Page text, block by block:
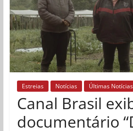
Estreias Notícias Últimas Notícias
Canal Brasil
documentário